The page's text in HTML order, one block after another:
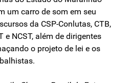
um carro de som em seu
da CSP-Conlutas, CTB,
e NCST, além de dirigentes
o projeto de lei e os